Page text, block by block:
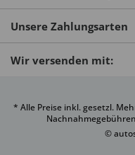
Unsere Zahlungsarten
Wir versenden mit:
* Alle Preise inkl. gesetzl.
©